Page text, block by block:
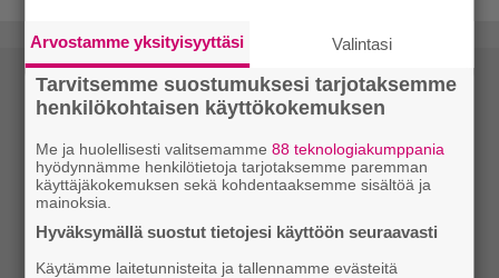
Arvostamme yksityisyyttäsi Valintasi
Tarvitsemme suostumuksesi tarjotaksemme
henkilökohtaisen käyttökokemuksen
Me ja huolellisesti valitsemamme88 teknologiakumppania
hyödynnämme henkilötietoja tarjotaksemme paremman
käyttäjäkokemuksen sekä kohdentaaksemme sisältöä ja
mainoksia.
Hyväksymällä suostut tietojesi käyttöön seuraavasti
Käytämme laitetunnisteita ja tallennamme evästeitä